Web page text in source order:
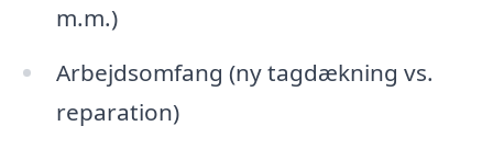
m.m.)
Arbejdsomfang (ny tagdækning vs.
reparation)